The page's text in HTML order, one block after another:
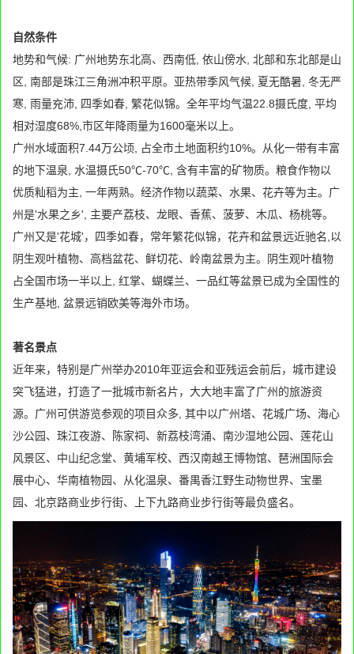
自然条件
地势和气候: 广州地势东北高、西南低, 依山傍水, 北部和东北部是山
区, 南部是珠江三角洲冲积平原。亚热带季风气候, 夏无酷暑, 冬无严
寒, 雨量充沛, 四季如春, 繁花似锦。全年平均气温22.8摄氏度, 平均
相对湿度68%,市区年降雨量为1600毫米以上。
广州水域面积7.44万公顷, 占全市土地面积约10%。从化一带有丰富
的地下温泉, 水温摄氏50℃-70℃, 含有丰富的矿物质。粮食作物以
优质籼稻为主, 一年两熟。经济作物以蔬菜、水果、花卉等为主。广
州是'水果之乡', 主要产荔枝、龙眼、香蕉、菠萝、木瓜、杨桃等。
广州又是'花城'，四季如春，常年繁花似锦，花卉和盆景远近驰名,以
阴生观叶植物、高档盆花、鲜切花、岭南盆景为主。阴生观叶植物
占全国市场一半以上, 红掌、蝴蝶兰、一品红等盆景已成为全国性的
生产基地, 盆景远销欧美等海外市场。
著名景点
近年来，特别是广州举办2010年亚运会和亚残运会前后，城市建设
突飞猛进，打造了一批城市新名片，大大地丰富了广州的旅游资
源。广州可供游览参观的项目众多, 其中以广州塔、花城广场、海心
沙公园、珠江夜游、陈家祠、新荔枝湾涌、南沙湿地公园、莲花山
风景区、中山纪念堂、黄埔军校、西汉南越王博物馆、琶洲国际会
展中心、华南植物园、从化温泉、番禺香江野生动物世界、宝墨
园、北京路商业步行街、上下九路商业步行街等最负盛名。